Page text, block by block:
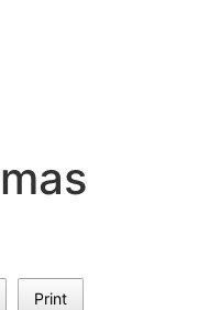
Print